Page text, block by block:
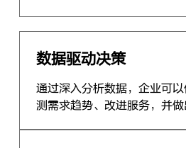
数据驱动决策
通过深入分析数据，企业可
测需求趋势、改进服务，并